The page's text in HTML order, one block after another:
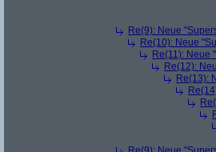
Re(9): Neue
Re(10): Neue
Re(11): Neue
Re(12):
Re(13):